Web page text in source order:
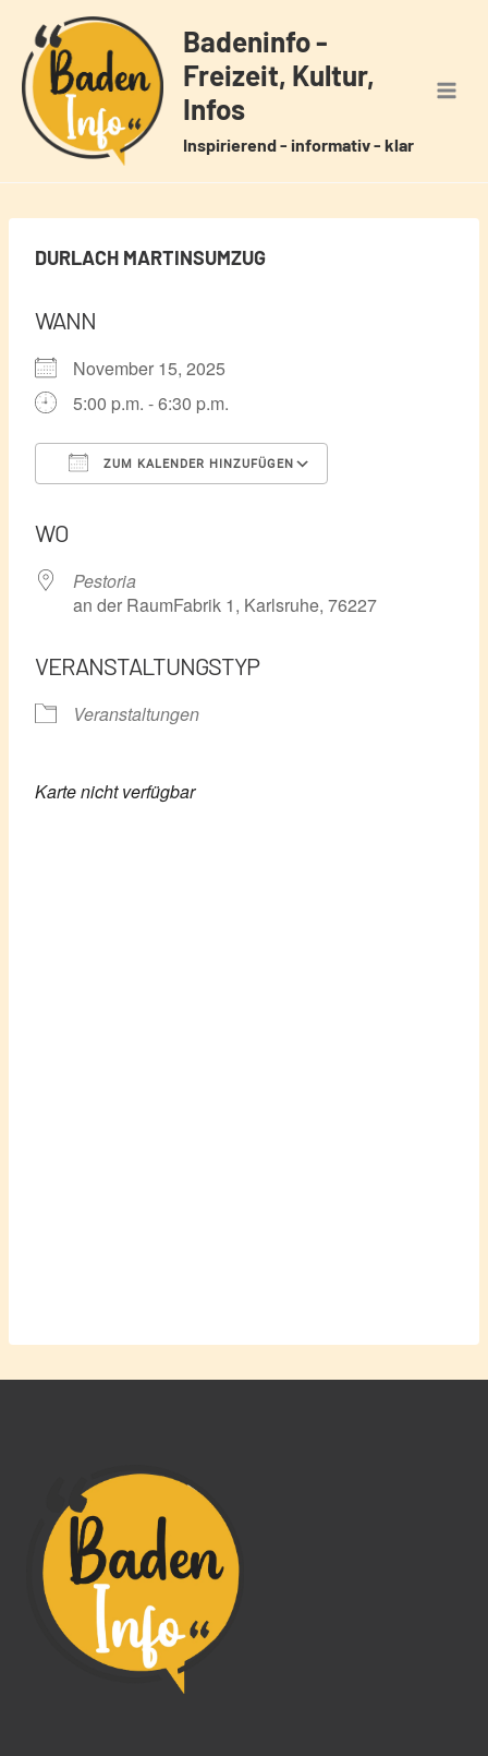
Inhalt
springen
Badeninfo -
Freizeit, Kultur,
Infos
Inspirierend - informativ - klar
DURLACH MARTINSUMZUG
WANN
November 15, 2025
5:00 p.m. - 6:30 p.m.
ZUM KALENDER HINZUFÜGEN
WO
Pestoria
an der RaumFabrik 1, Karlsruhe, 76227
VERANSTALTUNGSTYP
Veranstaltungen
Karte nicht verfügbar